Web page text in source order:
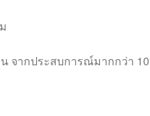
จากประสบการณ์มากกว่า